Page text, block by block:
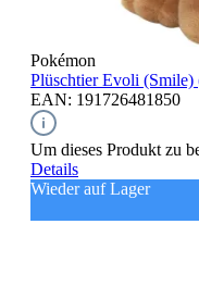
Pokémon
Plüschtier Evoli (Smile)
EAN: 191726481850
Um dieses Produkt zu
Details
Wieder auf Lager